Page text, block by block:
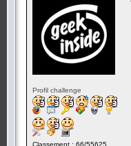
Profil challenge
Classement : 66/55625